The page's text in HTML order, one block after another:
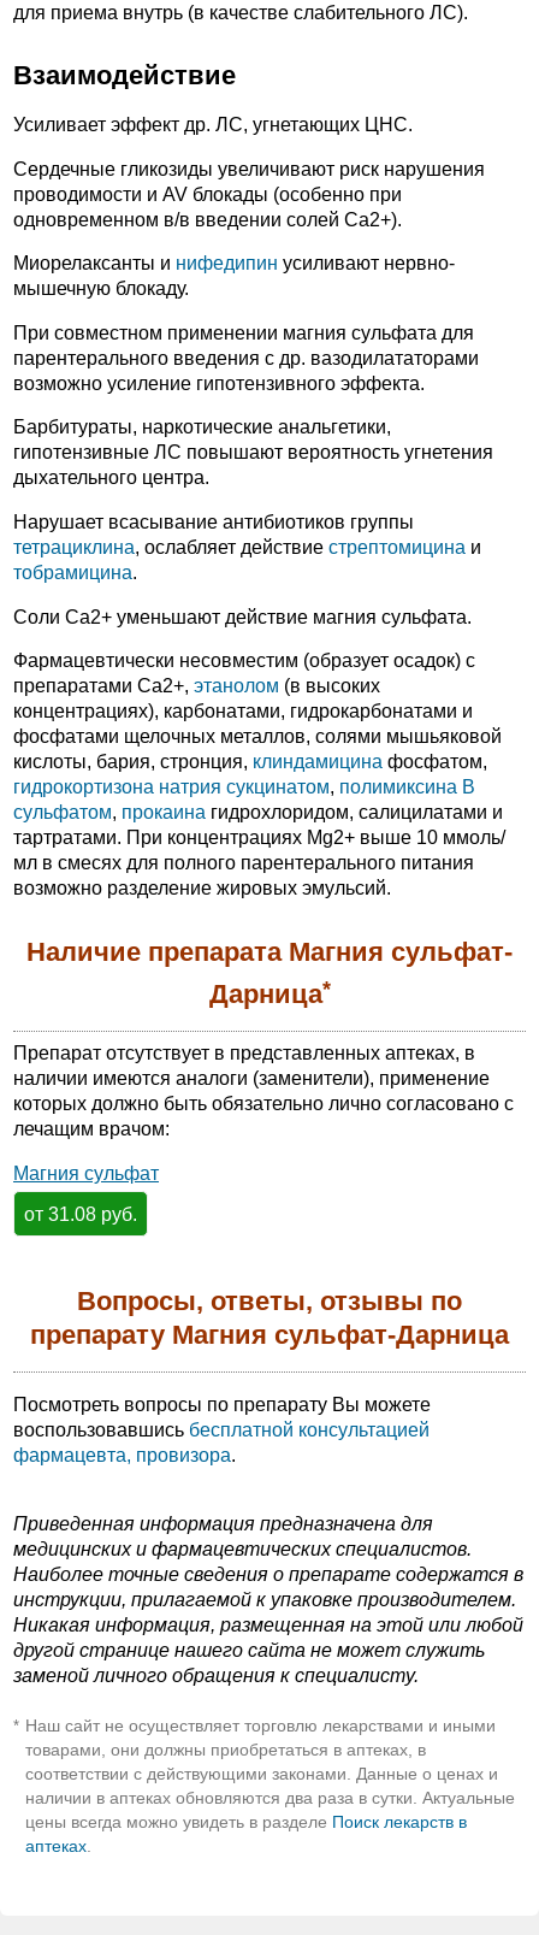
для приема внутрь (в качестве слабительного ЛС).
Взаимодействие
Усиливает эффект др. ЛС, угнетающих ЦНС.
Сердечные гликозиды увеличивают риск нарушения
проводимости и AV блокады (особенно при
одновременном в/в введении солей Ca2+).
Миорелаксанты и нифедипин усиливают нервно-
мышечную блокаду.
При совместном применении магния сульфата для
парентерального введения с др. вазодилататорами
возможно усиление гипотензивного эффекта.
Барбитураты, наркотические анальгетики,
гипотензивные ЛС повышают вероятность угнетения
дыхательного центра.
Нарушает всасывание антибиотиков группы
тетрациклина, ослабляет действие стрептомицина и
тобрамицина.
Соли Ca2+ уменьшают действие магния сульфата.
Фармацевтически несовместим (образует осадок) с
препаратами Ca2+, этанолом (в высоких
концентрациях), карбонатами, гидрокарбонатами и
фосфатами щелочных металлов, солями мышьяковой
кислоты, бария, стронция, клиндамицина фосфатом,
гидрокортизона натрия сукцинатом, полимиксина В
сульфатом, прокаина гидрохлоридом, салицилатами и
тартратами. При концентрациях Mg2+ выше 10 ммоль/
мл в смесях для полного парентерального питания
возможно разделение жировых эмульсий.
Наличие препарата Магния сульфат-
Дарница*
Препарат отсутствует в представленных аптеках, в
наличии имеются аналоги (заменители), применение
которых должно быть обязательно лично согласовано с
лечащим врачом:
Магния сульфат
от 31.08 руб.
Вопросы, ответы, отзывы по
препарату Магния сульфат-Дарница
Посмотреть вопросы по препарату Вы можете
воспользовавшись бесплатной консультацией
фармацевта, провизора.
Приведенная информация предназначена для
медицинских и фармацевтических специалистов.
Наиболее точные сведения о препарате содержатся в
инструкции, прилагаемой к упаковке производителем.
Никакая информация, размещенная на этой или любой
другой странице нашего сайта не может служить
заменой личного обращения к специалисту.
* Наш сайт не осуществляет торговлю лекарствами и иными
товарами, они должны приобретаться в аптеках, в
соответствии с действующими законами. Данные о ценах и
наличии в аптеках обновляются два раза в сутки. Актуальные
цены всегда можно увидеть в разделе Поиск лекарств в
аптеках.